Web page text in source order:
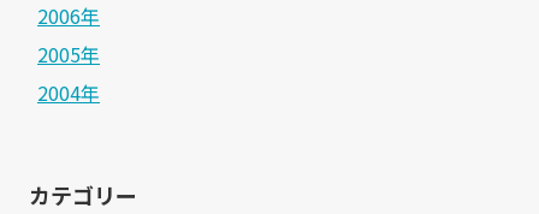
2006年
2005年
2004年
カテゴリー